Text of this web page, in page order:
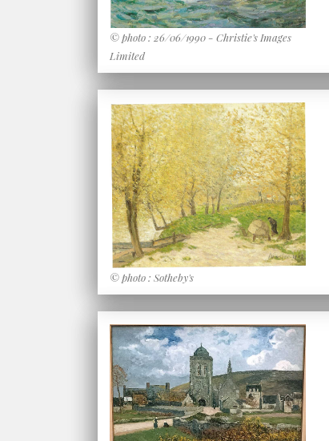
© photo : 26/06/1990 - Christie's Images
Limited
© photo : Sotheby's